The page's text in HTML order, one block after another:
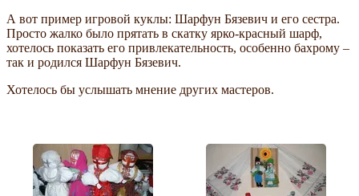
А вот пример игровой куклы: Шарфун Бязевич и его сестра.
Просто жалко было прятать в скатку ярко-красный шарф,
хотелось показать его привлекательность, особенно бахрому –
так и родился Шарфун Бязевич.
Хотелось бы услышать мнение других мастеров.